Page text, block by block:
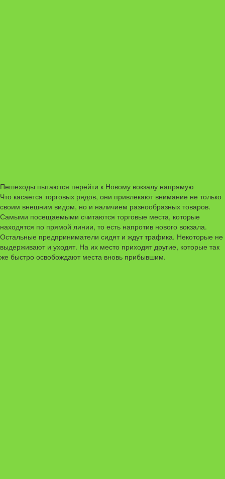
Пешеходы пытаются перейти к Новому вокзалу напрямую
Что касается торговых рядов, они привлекают внимание не только
своим внешним видом, но и наличием разнообразных товаров.
Самыми посещаемыми считаются торговые места, которые
находятся по прямой линии, то есть напротив нового вокзала.
Остальные предприниматели сидят и ждут трафика. Некоторые не
выдерживают и уходят. На их место приходят другие, которые так
же быстро освобождают места вновь прибывшим.